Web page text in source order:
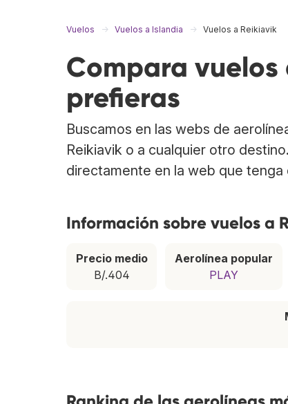
Vuelos Vuelos a Islandia Vuelos a Reikiavik
Compara vuelos
prefieras
Buscamos en las webs de
Reikiavik o a cualquier otro
directamente en la web que
Información sobre vuelos a
Precio medio
B/.404
Aerolínea popular
PLAY